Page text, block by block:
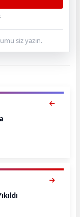
siz yazın.